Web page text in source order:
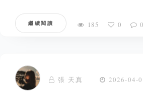
繼續閱讀 185 0 0
張 天真 2026-04-